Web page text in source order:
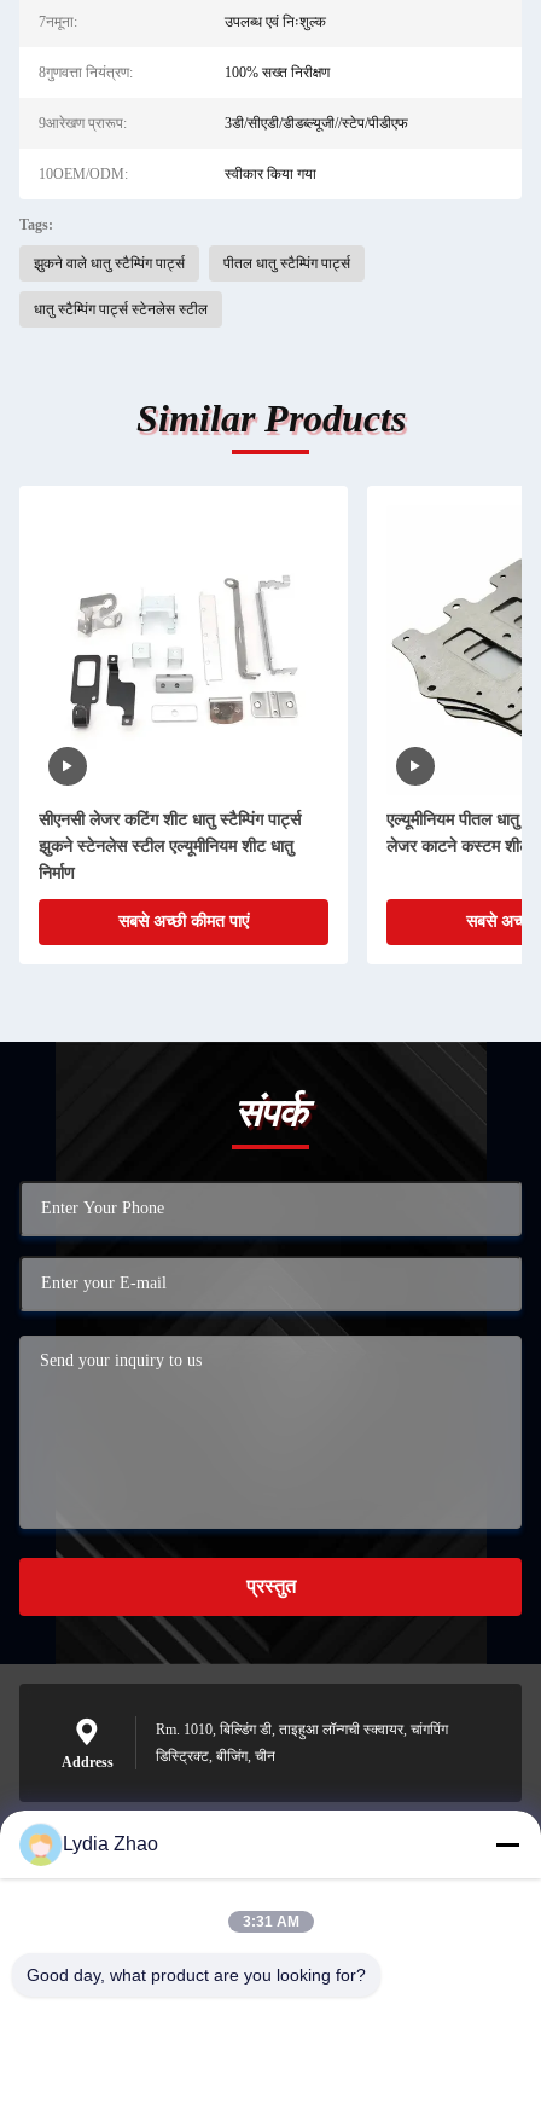
7नमूना: उपलब्ध एवं निःशुल्क
8गुणवत्ता नियंत्रण: 100% सख्त निरीक्षण
9आरेखण प्रारूप: 3डी/सीएडी/डीडब्ल्यूजी//स्टेप/पीडीएफ
10OEM/ODM: स्वीकार किया गया
Tags:
झुकने वाले धातु स्टैम्पिंग पार्ट्स पीतल धातु स्टैम्पिंग पार्ट्स
धातु स्टैम्पिंग पार्ट्स स्टेनलेस स्टील
Similar Products
सीएनसी लेजर कटिंग शीट धातु स्टैम्पिंग पार्ट्स
झुकने स्टेनलेस स्टील एल्यूमीनियम शीट धातु
निर्माण
सबसे अच्छी कीमत पाएं
एल्यूमीनियम पीतल धातु
लेजर काटने कस्टम शीट
सबसे अच्छी
संपर्क
प्रस्तुत
Address
Rm. 1010, बिल्डिंग डी, ताइहुआ लॉन्गची स्क्वायर, चांगपिंग
डिस्ट्रिक्ट, बीजिंग, चीन
jesingd@vip.sina.com
Lydia Zhao
3:31 AM
Good day, what product are you looking for?